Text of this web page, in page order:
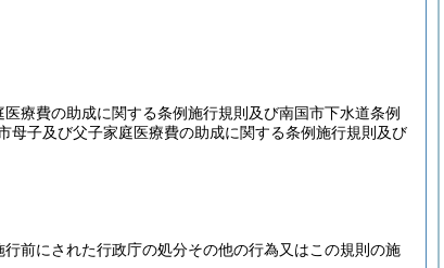
療費の助成に関する条例施行規則及び南国市下水道条例
子及び父子家庭医療費の助成に関する条例施行規則及び
前にされた行政庁の処分その他の行為又はこの規則の施